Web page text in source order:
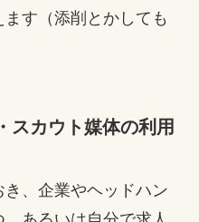
す（添削とかしても
スカウト媒体の利用
、企業やヘッドハン